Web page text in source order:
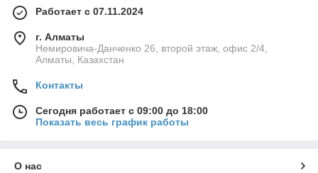
Работает с 07.11.2024
г. Алматы
Немировича-Данченко 26, второй этаж, офис 2/4,
Алматы, Казахстан
Контакты
Сегодня работает с 09:00 до 18:00
Показать весь график работы
О нас